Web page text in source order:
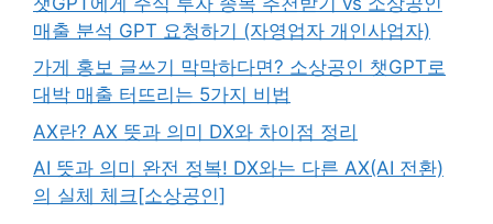
매출 분석 GPT 요청하기 (자영업자 개인사업자)
가게 홍보 글쓰기 막막하다면? 소상공인 챗GPT로
대박 매출 터뜨리는 5가지 비법
AX란? AX 뜻과 의미 DX와 차이점 정리
AI 뜻과 의미 완전 정복! DX와는 다른 AX(AI 전환)
의 실체 체크[소상공인]